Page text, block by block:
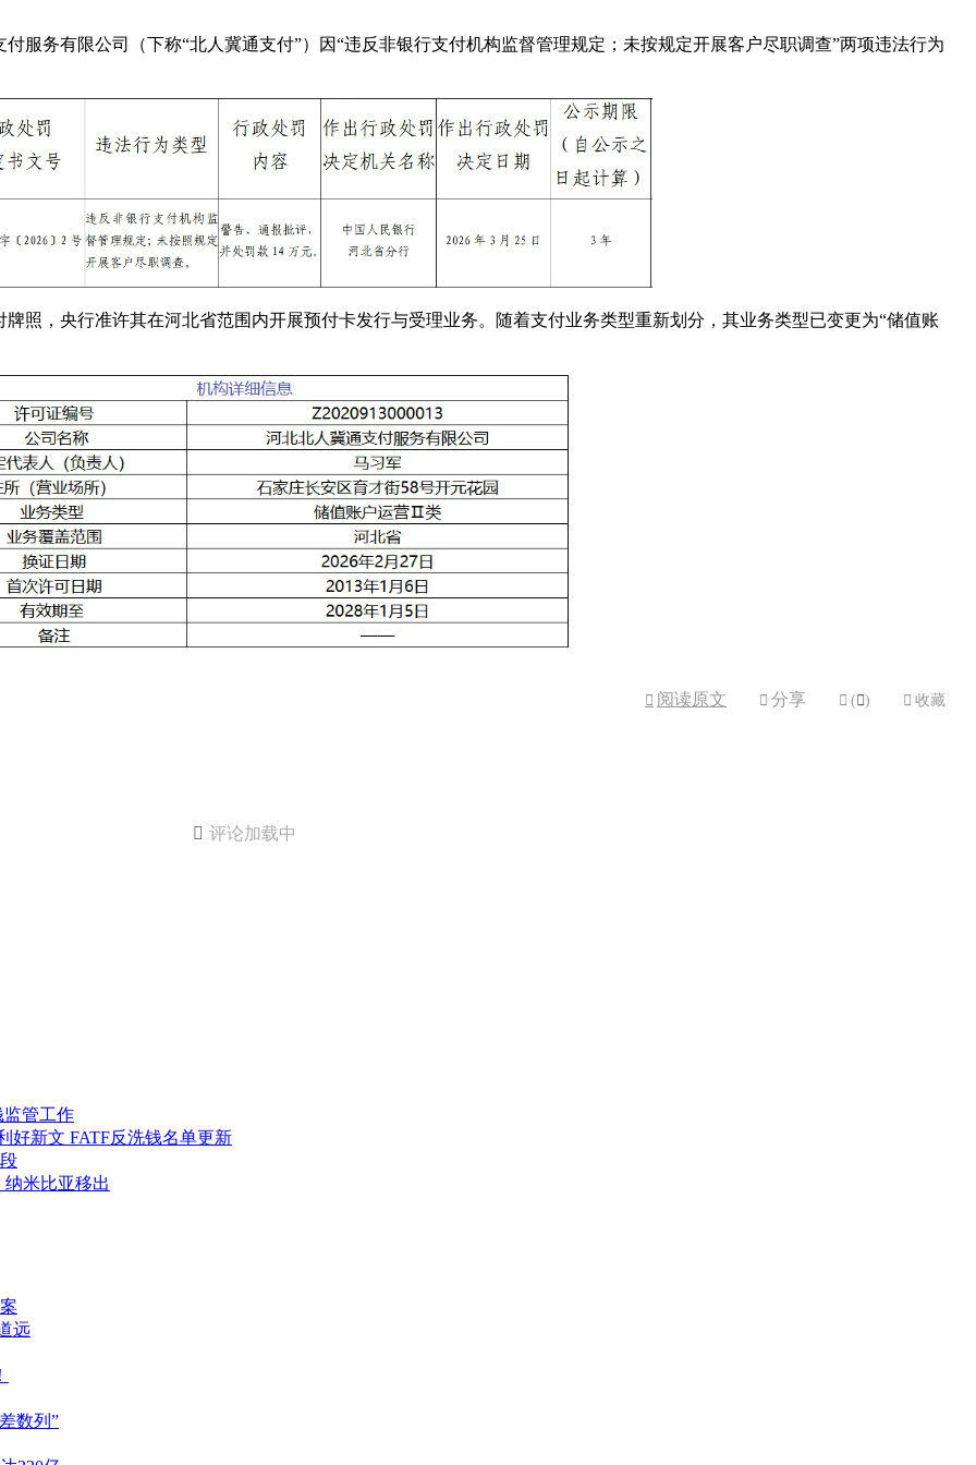
服务有限公司（下称“北人冀通支付”）因“违反非银行支付机构监督管理规定；未按规定开展客户尽职调查”两项违法行为
照，央行准许其在河北省范围内开展预付卡发行与受理业务。随着支付业务类型重新划分，其业务类型已变更为“储值账
 阅读原文  分享  ( )  收藏
 评论加载中
监管工作
好新文 FATF反洗钱名单更新
米比亚移出
远
数列”